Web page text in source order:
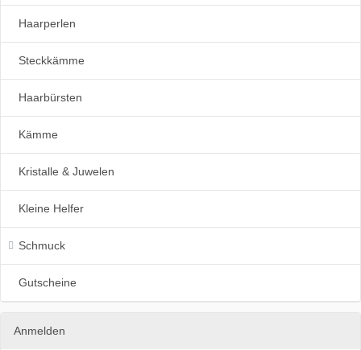
Haarperlen
Steckkämme
Haarbürsten
Kämme
Kristalle & Juwelen
Kleine Helfer
Schmuck
Gutscheine
Anmelden